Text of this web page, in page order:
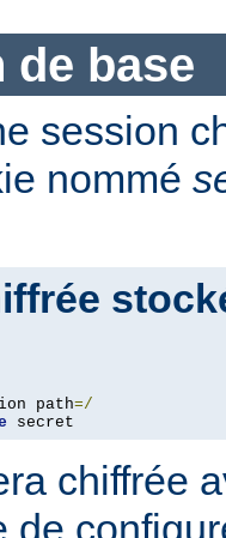
base
session
nommé
path=/
secret
chiffrée